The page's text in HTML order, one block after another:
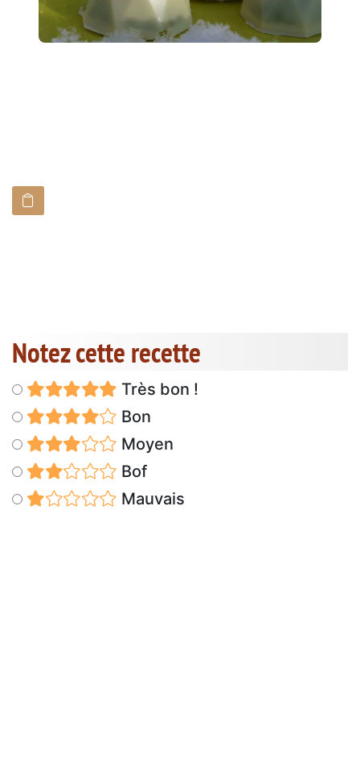
Notez cette recette
Très bon !
Bon
Moyen
Bof
Mauvais